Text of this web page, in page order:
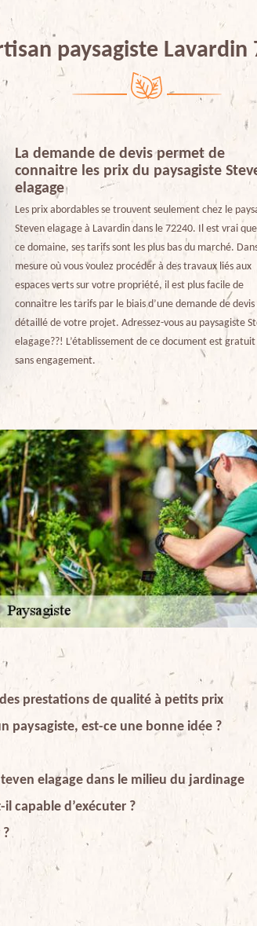
paysagiste Lavardin
La demande de devis permet de
connaitre les prix du paysagiste
elagage
Les prix abordables se trouvent seulement chez le
Steven elagage à Lavardin dans le 72240. Il est vrai
ce domaine, ses tarifs sont les plus bas du marché.
mesure où vous voulez procéder à des travaux liés aux
espaces verts sur votre propriété, il est plus facile de
connaitre les tarifs par le biais d’une demande de devis
détaillé de votre projet. Adressez-vous au paysagiste
elagage??! L’établissement de ce document est
sans engagement.
prestations de qualité à petits prix
paysagiste, est-ce une bonne idée ?
elagage dans le milieu du jardinage
capable d’exécuter ?